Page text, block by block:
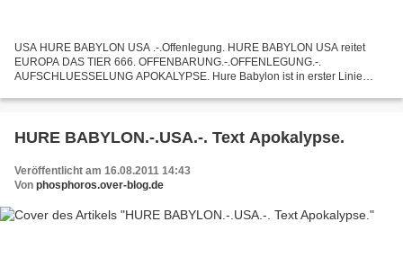
USA HURE BABYLON USA .-.Offenlegung. HURE BABYLON USA reitet
EUROPA DAS TIER 666. OFFENBARUNG.-.OFFENLEGUNG.-.
AUFSCHLUESSELUNG APOKALYPSE. Hure Babylon ist in erster Linie
Sensualismus...
HURE BABYLON.-.USA.-. Text Apokalypse.
Veröffentlicht am 16.08.2011 14:43
Von phosphoros.over-blog.de